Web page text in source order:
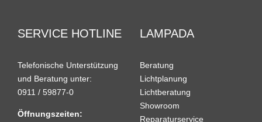
SERVICE HOTLINE
Telefonische Unterstützung
und Beratung unter:
0911 / 59877-0
Öffnungszeiten:
LAMPADA
Beratung
Lichtplanung
Lichtberatung
Showroom
Reparaturservice